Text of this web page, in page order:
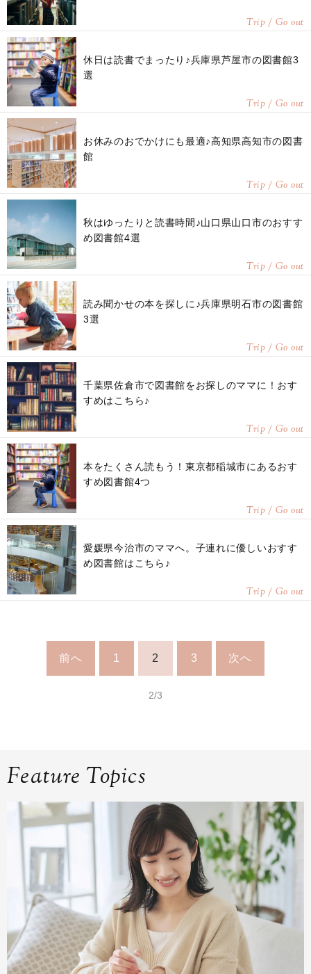
Trip / Go out
休日は読書でまったり♪兵庫県芦屋市の図書館3
選
Trip / Go out
お休みのおでかけにも最適♪高知県高知市の図書
館
Trip / Go out
秋はゆったりと読書時間♪山口県山口市のおすす
め図書館4選
Trip / Go out
読み聞かせの本を探しに♪兵庫県明石市の図書館
3選
Trip / Go out
千葉県佐倉市で図書館をお探しのママに！おす
すめはこちら♪
Trip / Go out
本をたくさん読もう！東京都稲城市にあるおす
すめ図書館4つ
Trip / Go out
愛媛県今治市のママへ。子連れに優しいおすす
め図書館はこちら♪
Trip / Go out
前へ 1 2 3 次へ
2/3
Feature Topics